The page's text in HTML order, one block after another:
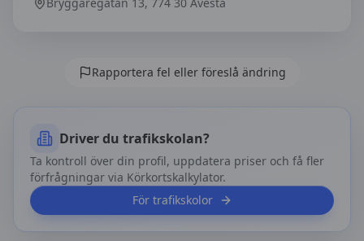
Rapportera fel eller föreslå ändring
Driver du trafikskolan?
Ta kontroll över din profil, uppdatera priser och få fler
förfrågningar via Körkortskalkylator.
För trafikskolor